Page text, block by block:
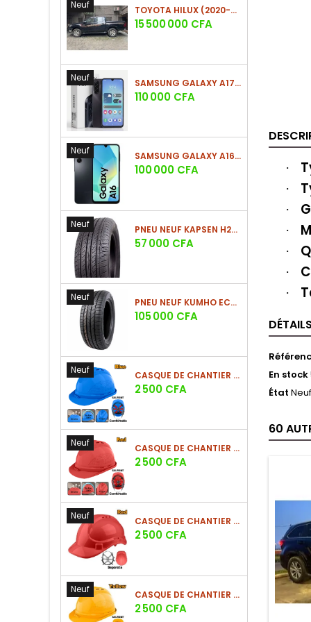
Neuf TOYOTA HILUX (2020-2021)
Prix
15 500 000 CFA
Neuf SAMSUNG GALAXY A17 (4GO/128GO)
Prix
110 000 CFA
Neuf SAMSUNG GALAXY A16 4G (4GO/128GO)
Prix
100 000 CFA
Neuf PNEU NEUF KAPSEN H202 225/60 R18 100H
Prix
57 000 CFA
Neuf PNEU NEUF KUMHO ECSTA HS52 225/60 R17 99V
Prix
105 000 CFA
Neuf CASQUE DE CHANTIER BLEU EN PE 380G
Prix
2 500 CFA
Neuf CASQUE DE CHANTIER ROUGE EN PE 380G
Prix
2 500 CFA
Neuf CASQUE DE CHANTIER ROUGE EN PE 330G - NOUVEAU MODÈLE
Prix
2 500 CFA
Neuf CASQUE DE CHANTIER JAUNE EN PE 380G - SUSPENSION 6 POINTS
Prix
2 500 CFA
·
·
·
·
·
·
·
En stock
État Neuf
60